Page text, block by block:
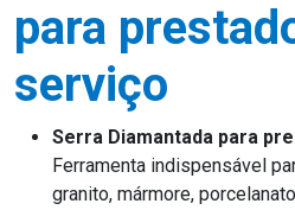
para
serviço
Serra Diamantada para
Ferramenta indispensável
granito, mármore,